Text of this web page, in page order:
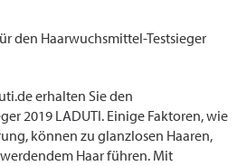
den Haarwuchsmittel-Testsieger
erhalten Sie den
2019 LADUTI. Einige Faktoren, wie
können zu glanzlosen Haaren,
Haar führen. Mit